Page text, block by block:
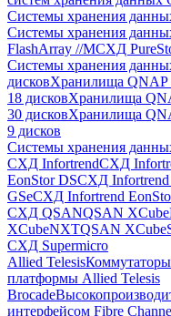
Системы хранения
Системы хранения
FlashArray //MСХД
Системы хранения
дисковХранилища QNAP
18 дисковХранилища
30 дисковХранилища
9 дисков
Системы хранения
СХД InfortrendСХД
EonStor DSСХД Infortrend
GSeСХД Infortrend
СХД QSANQSAN
XCubeNXTQSAN
СХД Supermicro
Allied Telesis
платформы Allied Telesis
Brocade
интерфейсом Fibre